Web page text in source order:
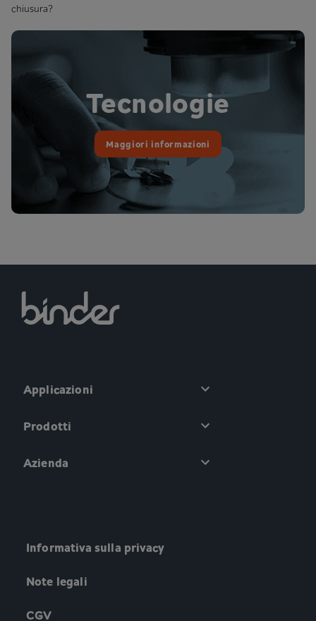
chiusura?
Tecnologie
Maggiori informazioni
Applicazioni
Prodotti
Azienda
Informativa sulla privacy
Note legali
CGV